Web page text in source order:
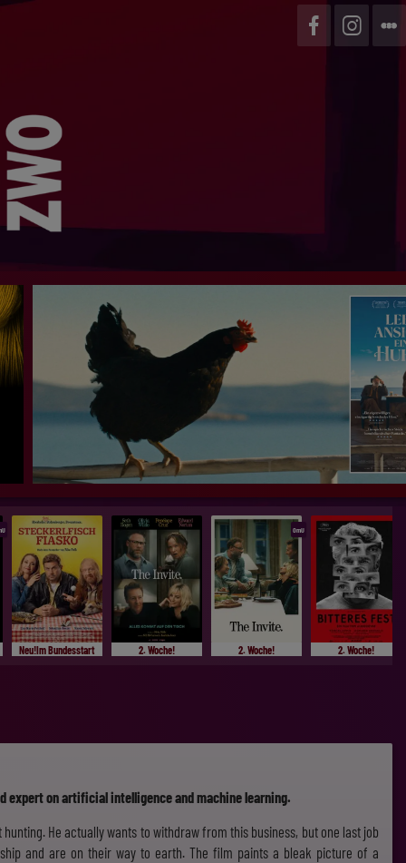
Neu!Im Bundesstart 2. Woche!
OmU
2. Woche! 2. Woche!
expert on artificial intelligence and machine learning.
He actually wants to withdraw from this business, but one last job
and are on their way to earth. The film paints a bleak picture of a